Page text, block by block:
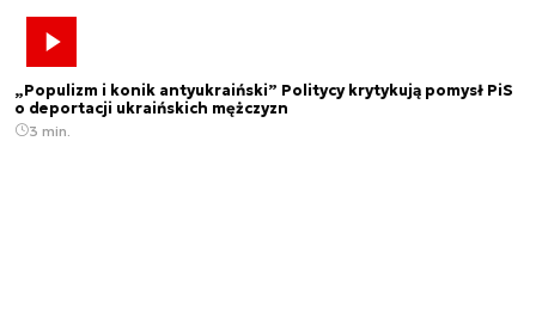
„Populizm i konik antyukraiński” Politycy krytykują pomysł PiS
o deportacji ukraińskich mężczyzn
3 min.